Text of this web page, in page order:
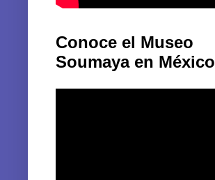
Conoce el Museo
Soumaya en México